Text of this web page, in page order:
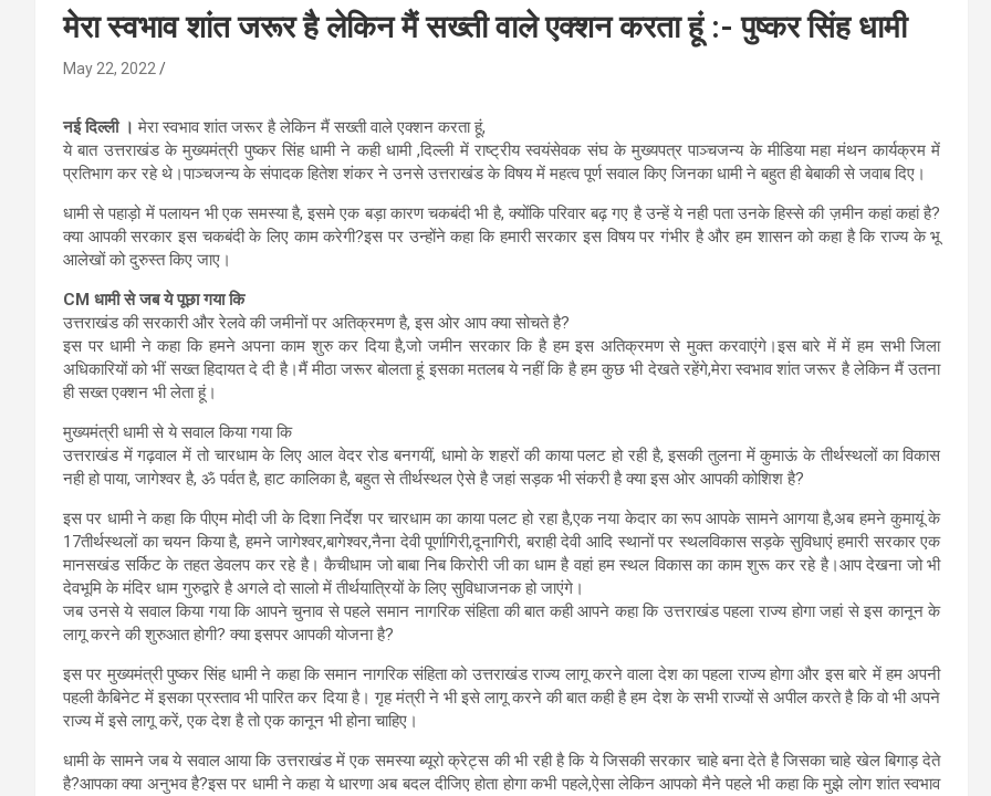
मेरा स्वभाव शांत जरूर है लेकिन मैं सख्ती वाले एक्शन करता हूं :- पुष्कर सिंह धामी
May 22, 2022
नई दिल्ली । मेरा स्वभाव शांत जरूर है लेकिन मैं सख्ती वाले एक्शन करता हूं,
ये बात उत्तराखंड के मुख्यमंत्री पुष्कर सिंह धामी ने कही धामी ,दिल्ली में राष्ट्रीय स्वयंसेवक संघ के मुख्यपत्र पाञ्चजन्य के मीडिया महा मंथन कार्यक्रम में
प्रतिभाग कर रहे थे।पाञ्चजन्य के संपादक हितेश शंकर ने उनसे उत्तराखंड के विषय में महत्व पूर्ण सवाल किए जिनका धामी ने बहुत ही बेबाकी से जवाब दिए।
धामी से पहाड़ो में पलायन भी एक समस्या है, इसमे एक बड़ा कारण चकबंदी भी है, क्योंकि परिवार बढ़ गए है उन्हें ये नही पता उनके हिस्से की ज़मीन कहां कहां है?
क्या आपकी सरकार इस चकबंदी के लिए काम करेगी?इस पर उन्होंने कहा कि हमारी सरकार इस विषय पर गंभीर है और हम शासन को कहा है कि राज्य के भू
आलेखों को दुरुस्त किए जाए।
CM धामी से जब ये पूछा गया कि
उत्तराखंड की सरकारी और रेलवे की जमीनों पर अतिक्रमण है, इस ओर आप क्या सोचते है?
इस पर धामी ने कहा कि हमने अपना काम शुरु कर दिया है,जो जमीन सरकार कि है हम इस अतिक्रमण से मुक्त करवाएंगे।इस बारे में में हम सभी जिला
अधिकारियों को भीं सख्त हिदायत दे दी है।मैं मीठा जरूर बोलता हूं इसका मतलब ये नहीं कि है हम कुछ भी देखते रहेंगे,मेरा स्वभाव शांत जरूर है लेकिन मैं उतना
ही सख्त एक्शन भी लेता हूं।
मुख्यमंत्री धामी से ये सवाल किया गया कि
उत्तराखंड में गढ़वाल में तो चारधाम के लिए आल वेदर रोड बनगयीं, धामो के शहरों की काया पलट हो रही है, इसकी तुलना में कुमाऊं के तीर्थस्थलों का विकास
नही हो पाया, जागेश्वर है, ॐ पर्वत है, हाट कालिका है, बहुत से तीर्थस्थल ऐसे है जहां सड़क भी संकरी है क्या इस ओर आपकी कोशिश है?
इस पर धामी ने कहा कि पीएम मोदी जी के दिशा निर्देश पर चारधाम का काया पलट हो रहा है,एक नया केदार का रूप आपके सामने आगया है,अब हमने कुमायूं के
17तीर्थस्थलों का चयन किया है, हमने जागेश्वर,बागेश्वर,नैना देवी पूर्णागिरी,दूनागिरी, बराही देवी आदि स्थानों पर स्थलविकास सड़के सुविधाएं हमारी सरकार एक
मानसखंड सर्किट के तहत डेवलप कर रहे है। कैचीधाम जो बाबा निब किरोरी जी का धाम है वहां हम स्थल विकास का काम शुरू कर रहे है।आप देखना जो भी
देवभूमि के मंदिर धाम गुरुद्वारे है अगले दो सालो में तीर्थयात्रियों के लिए सुविधाजनक हो जाएंगे।
जब उनसे ये सवाल किया गया कि आपने चुनाव से पहले समान नागरिक संहिता की बात कही आपने कहा कि उत्तराखंड पहला राज्य होगा जहां से इस कानून के
लागू करने की शुरुआत होगी? क्या इसपर आपकी योजना है?
इस पर मुख्यमंत्री पुष्कर सिंह धामी ने कहा कि समान नागरिक संहिता को उत्तराखंड राज्य लागू करने वाला देश का पहला राज्य होगा और इस बारे में हम अपनी
पहली कैबिनेट में इसका प्रस्ताव भी पारित कर दिया है। गृह मंत्री ने भी इसे लागू करने की बात कही है हम देश के सभी राज्यों से अपील करते है कि वो भी अपने
राज्य में इसे लागू करें, एक देश है तो एक कानून भी होना चाहिए।
धामी के सामने जब ये सवाल आया कि उत्तराखंड में एक समस्या ब्यूरो क्रेट्स की भी रही है कि ये जिसकी सरकार चाहे बना देते है जिसका चाहे खेल बिगाड़ देते
है?आपका क्या अनुभव है?इस पर धामी ने कहा ये धारणा अब बदल दीजिए होता होगा कभी पहले,ऐसा लेकिन आपको मैने पहले भी कहा कि मुझे लोग शांत स्वभाव